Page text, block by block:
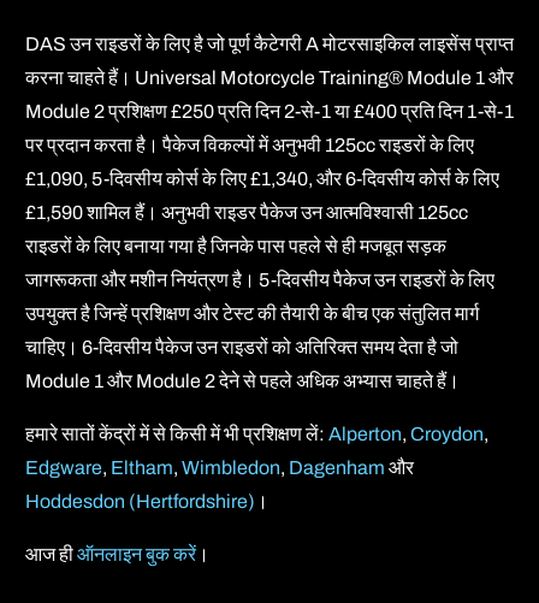
DAS उन राइडरों के लिए है जो पूर्ण कैटेगरी A मोटरसाइकिल लाइसेंस प्राप्त
करना चाहते हैं। Universal Motorcycle Training® Module 1 और
Module 2 प्रशिक्षण £250 प्रति दिन 2-से-1 या £400 प्रति दिन 1-से-1
पर प्रदान करता है। पैकेज विकल्पों में अनुभवी 125cc राइडरों के लिए
£1,090, 5-दिवसीय कोर्स के लिए £1,340, और 6-दिवसीय कोर्स के लिए
£1,590 शामिल हैं। अनुभवी राइडर पैकेज उन आत्मविश्वासी 125cc
राइडरों के लिए बनाया गया है जिनके पास पहले से ही मजबूत सड़क
जागरूकता और मशीन नियंत्रण है। 5-दिवसीय पैकेज उन राइडरों के लिए
उपयुक्त है जिन्हें प्रशिक्षण और टेस्ट की तैयारी के बीच एक संतुलित मार्ग
चाहिए। 6-दिवसीय पैकेज उन राइडरों को अतिरिक्त समय देता है जो
Module 1 और Module 2 देने से पहले अधिक अभ्यास चाहते हैं।
हमारे सातों केंद्रों में से किसी में भी प्रशिक्षण लें: Alperton, Croydon,
Edgware, Eltham, Wimbledon, Dagenham और
Hoddesdon (Hertfordshire) ।
आज हीऑनलाइन बुक करें।